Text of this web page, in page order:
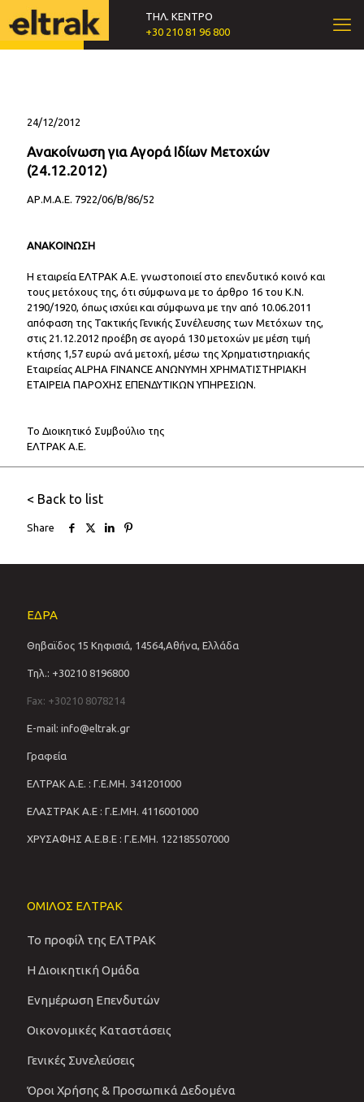
ΤΗΛ. ΚΕΝΤΡΟ
+30 210 81 96 800
24/12/2012
Ανακοίνωση για Αγορά Ιδίων Μετοχών
(24.12.2012)
ΑΡ.Μ.Α.Ε. 7922/06/Β/86/52
ΑΝΑΚΟΙΝΩΣΗ
Η εταιρεία ΕΛΤΡΑΚ Α.Ε. γνωστοποιεί στο επενδυτικό κοινό και
τους μετόχους της, ότι σύμφωνα με το άρθρο 16 του Κ.Ν.
2190/1920, όπως ισχύει και σύμφωνα με την από 10.06.2011
απόφαση της Τακτικής Γενικής Συνέλευσης των Μετόχων της,
στις 21.12.2012 προέβη σε αγορά 130 μετοχών με μέση τιμή
κτήσης 1,57 ευρώ ανά μετοχή, μέσω της Χρηματιστηριακής
Εταιρείας ALPHA FINANCE ΑΝΩΝΥΜΗ ΧΡΗΜΑΤΙΣΤΗΡΙΑΚΗ
ΕΤΑΙΡΕΙΑ ΠΑΡΟΧΗΣ ΕΠΕΝΔΥΤΙΚΩΝ ΥΠΗΡΕΣΙΩΝ.
Το Διοικητικό Συμβούλιο της
ΕΛΤΡΑΚ Α.Ε.
< Back to list
Share
ΕΔΡΑ
Θηβαϊδος 15 Κηφισιά, 14564,Αθήνα, Ελλάδα
Τηλ.: +30210 8196800
Fax: +30210 8078214
E-mail: info@eltrak.gr
Γραφεία
ΕΛΤΡΑΚ Α.Ε. : Γ.Ε.ΜΗ. 341201000
ΕΛΑΣΤΡΑΚ Α.Ε : Γ.Ε.ΜΗ. 4116001000
ΧΡΥΣΑΦΗΣ Α.Ε.Β.Ε : Γ.Ε.ΜΗ. 122185507000
ΟΜΙΛΟΣ ΕΛΤΡΑΚ
Το προφίλ της ΕΛΤΡΑΚ
Η Διοικητική Ομάδα
Ενημέρωση Επενδυτών
Οικονομικές Καταστάσεις
Γενικές Συνελεύσεις
Όροι Χρήσης & Προσωπικά Δεδομένα